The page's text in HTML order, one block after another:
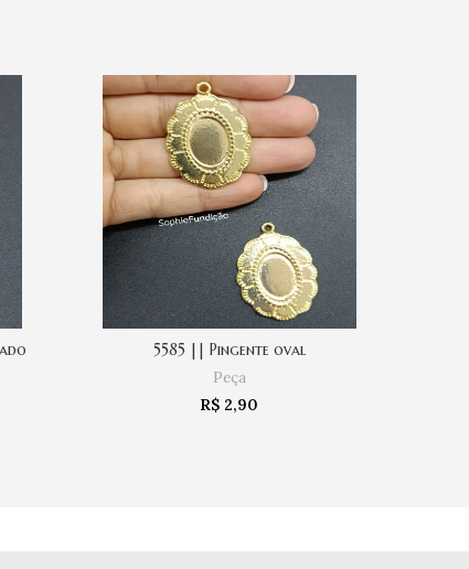
COMPRAR
5585 || Pingente oval
Peça
R$ 2,90